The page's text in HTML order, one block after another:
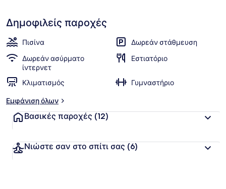
Δημοφιλείς παροχές
Πισίνα
Δωρεάν στάθμευση
Δωρεάν ασύρματο
ίντερνετ
Εστιατόριο
Κλιματισμός
Γυμναστήριο
Εμφάνιση όλων
Βασικές παροχές (12)
Νιώστε σαν στο σπίτι σας (6)